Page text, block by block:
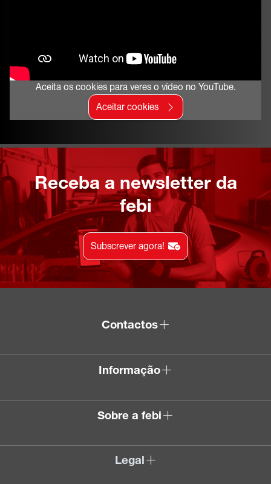
Aceita os cookies para veres o vídeo no YouTube.
Aceitar cookies
Receba a newsletter da
febi
Subscrever agora!
Contactos
Informação
Sobre a febi
Legal